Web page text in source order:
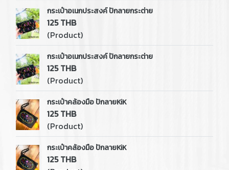
กระเป๋าอเนกประสงค์ ปักลายกระต่าย
125 THB
(Product)
กระเป๋าอเนกประสงค์ ปักลายกระต่าย
125 THB
(Product)
กระเป๋าคล้องมือ ปักลายKiK
125 THB
(Product)
กระเป๋าคล้องมือ ปักลายKiK
125 THB